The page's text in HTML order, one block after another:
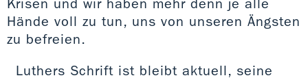
Hände voll zu tun, uns von unseren Ängsten
zu befreien.
Luthers Schrift ist bleibt aktuell, seine